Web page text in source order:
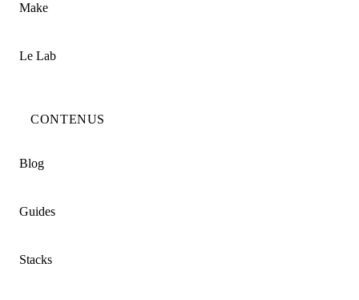
Make
Le Lab
CONTENUS
Blog
Guides
Stacks